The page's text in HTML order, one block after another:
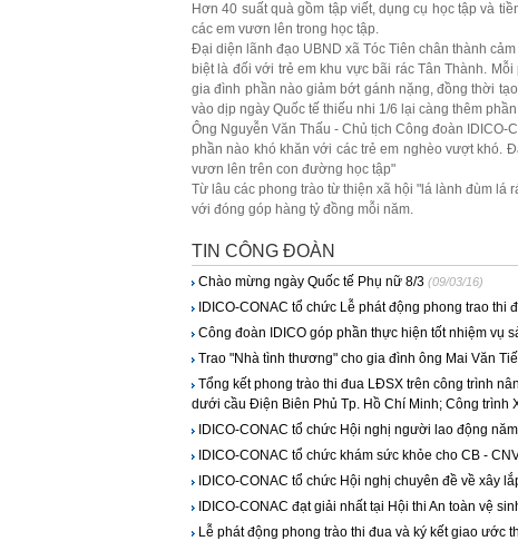
Hơn 40 suất quà gồm tập viết, dụng cụ học tập và
các em vươn lên trong học tập.
Đại diện lãnh đạo UBND xã Tóc Tiên chân thành
biệt là đối với trẻ em khu vực bãi rác Tân Thành.
gia đình phần nào giảm bớt gánh nặng, đồng thời
vào dịp ngày Quốc tế thiếu nhi 1/6 lại càng thêm
Ông Nguyễn Văn Thấu - Chủ tịch Công đoàn
phần nào khó khăn với các trẻ em nghèo vượt khó.
vươn lên trên con đường học tập"
Từ lâu các phong trào từ thiện xã hội "lá lành đùm lá
với đóng góp hàng tỷ đồng mỗi năm.
TIN CÔNG ĐOÀN
Chào mừng ngày Quốc tế Phụ nữ 8/3 (09/03/16)
IDICO-CONAC tổ chức Lễ phát động phong trao thi
Công đoàn IDICO góp phần thực hiện tốt nhiệm vụ
Trao "Nhà tình thương" cho gia đình ông Mai Văn
Tổng kết phong trào thi đua LĐSX trên công trình
dưới cầu Điện Biên Phủ Tp. Hồ Chí Minh; Công trình
IDICO-CONAC tổ chức Hội nghị người lao động
IDICO-CONAC tổ chức khám sức khỏe cho CB -
IDICO-CONAC tổ chức Hội nghị chuyên đề về xây
IDICO-CONAC đạt giải nhất tại Hội thi An toàn vệ
Lễ phát động phong trào thi đua và ký kết giao ước